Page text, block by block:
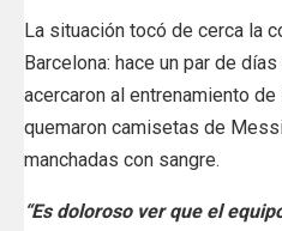
La situación tocó de cerca la
Barcelona: hace un par de
acercaron al entrenamiento
quemaron camisetas de
manchadas con sangre.
“Es doloroso ver que el